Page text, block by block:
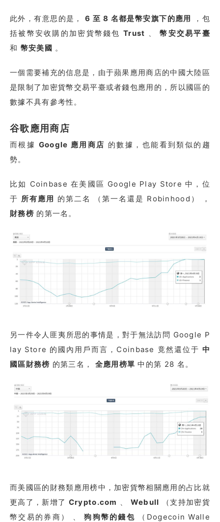
此外，有意思的是，6 至 8 名都是幣安旗下的應用
，包
括被幣安收購的加密貨幣錢包 Trust 、幣安交易平臺
和 幣安美國 。
一個需要補充的信息是，由于蘋果應用商店的中國大陸區
是限制了加密貨幣交易平臺或者錢包應用的，所以國區的
數據不具有參考性。
谷歌應用商店
而根據 Google 應用商店 的數據，也能看到類似的趨
勢。
比如 Coinbase 在美國區 Google Play Store 中，位
于 所有應用 的第二名 （第一名還是 Robinhood） ，
財務榜 的第一名。
另一件令人匪夷所思的事情是，對于無法訪問 Google P
lay Store 的國內用戶而言，Coinbase 竟然還位于 中
國區財務榜 的第三名， 全應用榜單 中的第 28 名。
而美國區的財務類應用榜中，加密貨幣相關應用的占比就
更高了，新增了 Crypto.com 、 Webull （支持加密貨
幣交易的券商） 、狗狗幣的錢包 （Dogecoin Walle